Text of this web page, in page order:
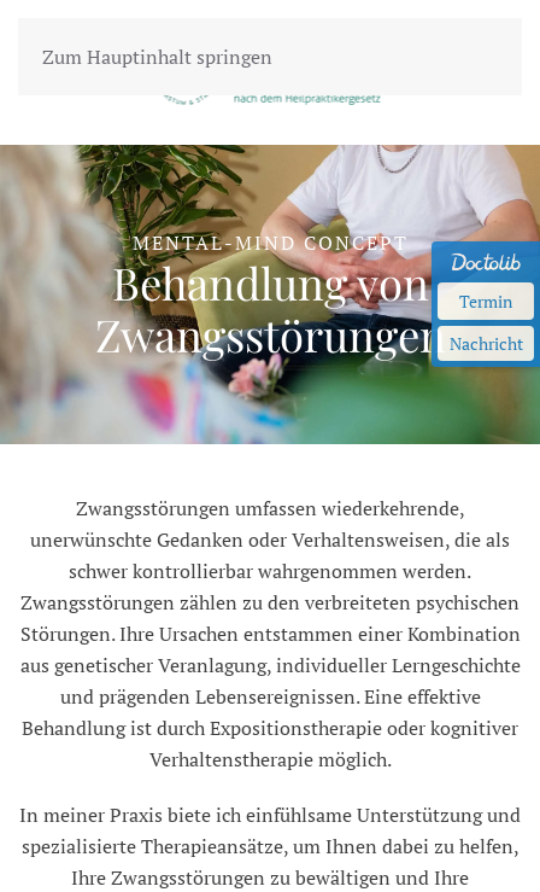
Zum Hauptinhalt springen
MENTAL-MIND CONCEPT
Behandlung von
Zwangsstörungen
Zwangsstörungen umfassen wiederkehrende,
unerwünschte Gedanken oder Verhaltensweisen, die als
schwer kontrollierbar wahrgenommen werden.
Zwangsstörungen zählen zu den verbreiteten psychischen
Störungen. Ihre Ursachen entstammen einer Kombination
aus genetischer Veranlagung, individueller Lerngeschichte
und prägenden Lebensereignissen. Eine effektive
Behandlung ist durch Expositionstherapie oder kognitiver
Verhaltenstherapie möglich.
In meiner Praxis biete ich einfühlsame Unterstützung und
spezialisierte Therapieansätze, um Ihnen dabei zu helfen,
Ihre Zwangsstörungen zu bewältigen und Ihre
Termin
Nachricht